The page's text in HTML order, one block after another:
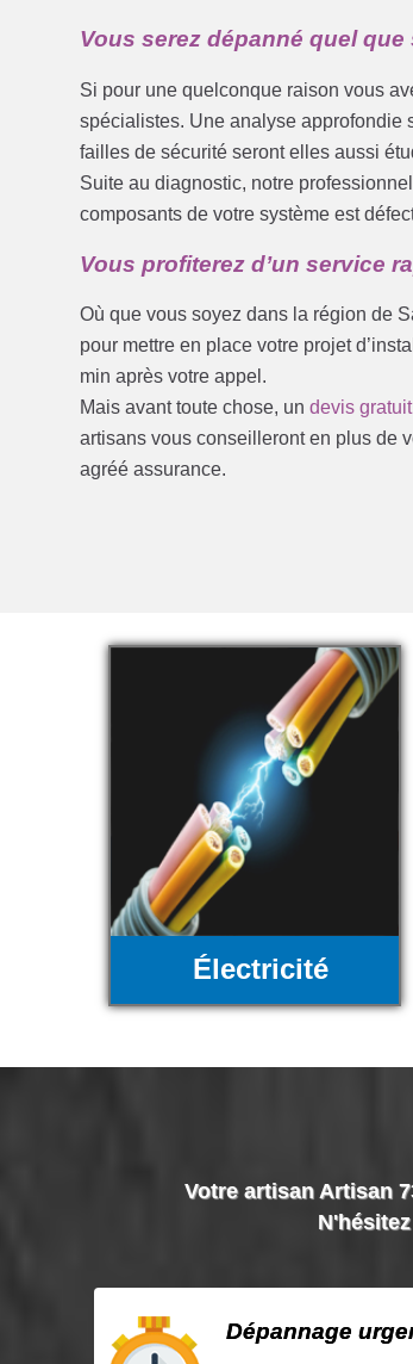
Vous serez dépanné quel
Si pour une quelconque raison vous
spécialistes. Une analyse approfondie
failles de sécurité seront elles aussi
Suite au diagnostic, notre
composants de votre système est
Vous profiterez d’un service
Où que vous soyez dans la région de
pour mettre en place votre projet
min après votre appel.
Mais avant toute chose, undevis gratuit
artisans vous conseilleront en plus de
agréé assurance.
Électricité
Votre artisan Artisan
Dépannage